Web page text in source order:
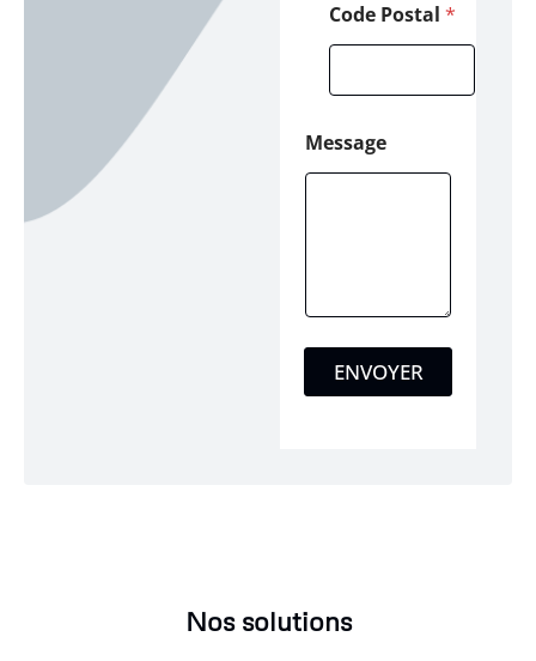
Code Postal *
Message
ENVOYER
Nos solutions